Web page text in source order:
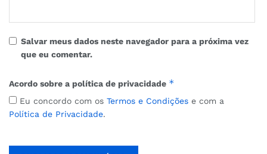
Salvar meus dados neste navegador para a próxima vez
que eu comentar.
Acordo sobre a política de privacidade *
Eu concordo com os Termos e Condições e com a
Política de Privacidade.